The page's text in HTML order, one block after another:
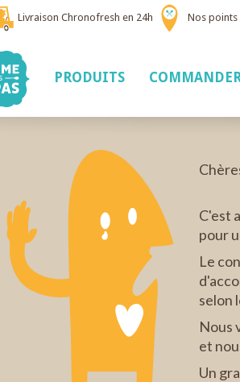
Livraison Chronofresh en 24h Nos points
PRODUITS
C'est
pour
Le
selon
Nous
et
Un